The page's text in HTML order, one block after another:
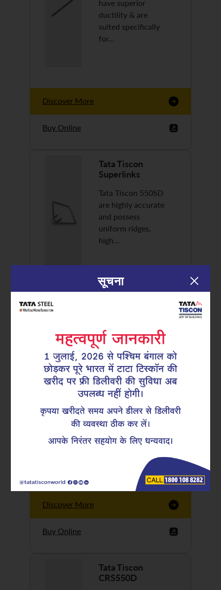
have superior
ductility & are
suited specifically
for…
Discover More
Buy Online
Tata Tiscon
Superlinks
Tata Tiscon 550SD
are highly accurate
and possess
uniform ridges,
high…
Discover More
Tata Tiscon GFX
Ultima
Tata Tiscon 550SD
are highly accurate
and possess
uniform ridges,
high…
Discover More
Buy Online
Tata Tiscon
CRS550D
सूचना